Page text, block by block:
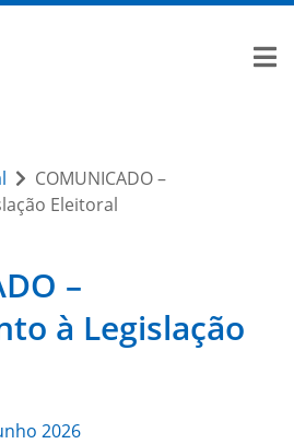
COMUNICADO –
Eleitoral
–
à Legislação
2026